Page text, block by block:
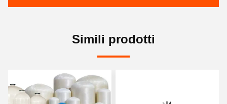
Simili prodotti